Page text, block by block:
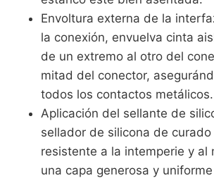
Envoltura externa de la
la conexión, envuelva cinta
de un extremo al otro del
mitad del conector,
todos los contactos metálicos.
Aplicación del sellante de
sellador de silicona de curado
resistente a la intemperie y al
una capa generosa y